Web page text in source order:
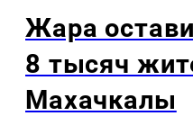
Жара
8 тысяч
Махачкалы